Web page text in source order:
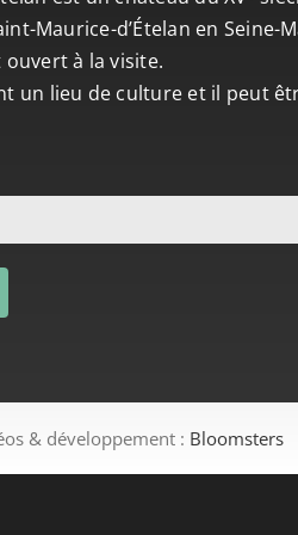
Maurice-d’Ételan en Seine-
ouvert à la visite.
un lieu de culture et il peut
& développement : Bloomsters